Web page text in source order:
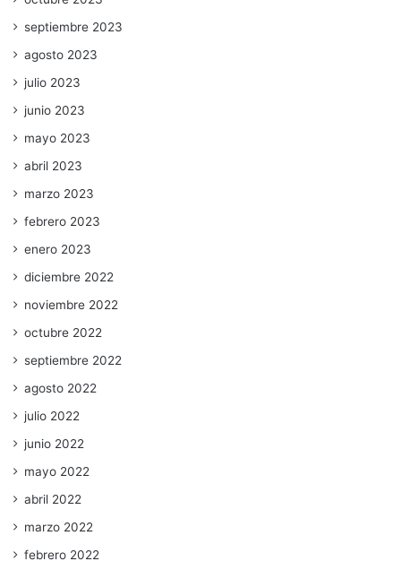
septiembre 2023
agosto 2023
julio 2023
junio 2023
mayo 2023
abril 2023
marzo 2023
febrero 2023
enero 2023
diciembre 2022
noviembre 2022
octubre 2022
septiembre 2022
agosto 2022
julio 2022
junio 2022
mayo 2022
abril 2022
marzo 2022
febrero 2022